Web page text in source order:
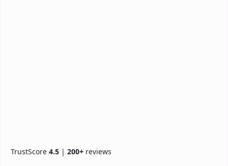
TrustScore 4.5 | 200+ reviews